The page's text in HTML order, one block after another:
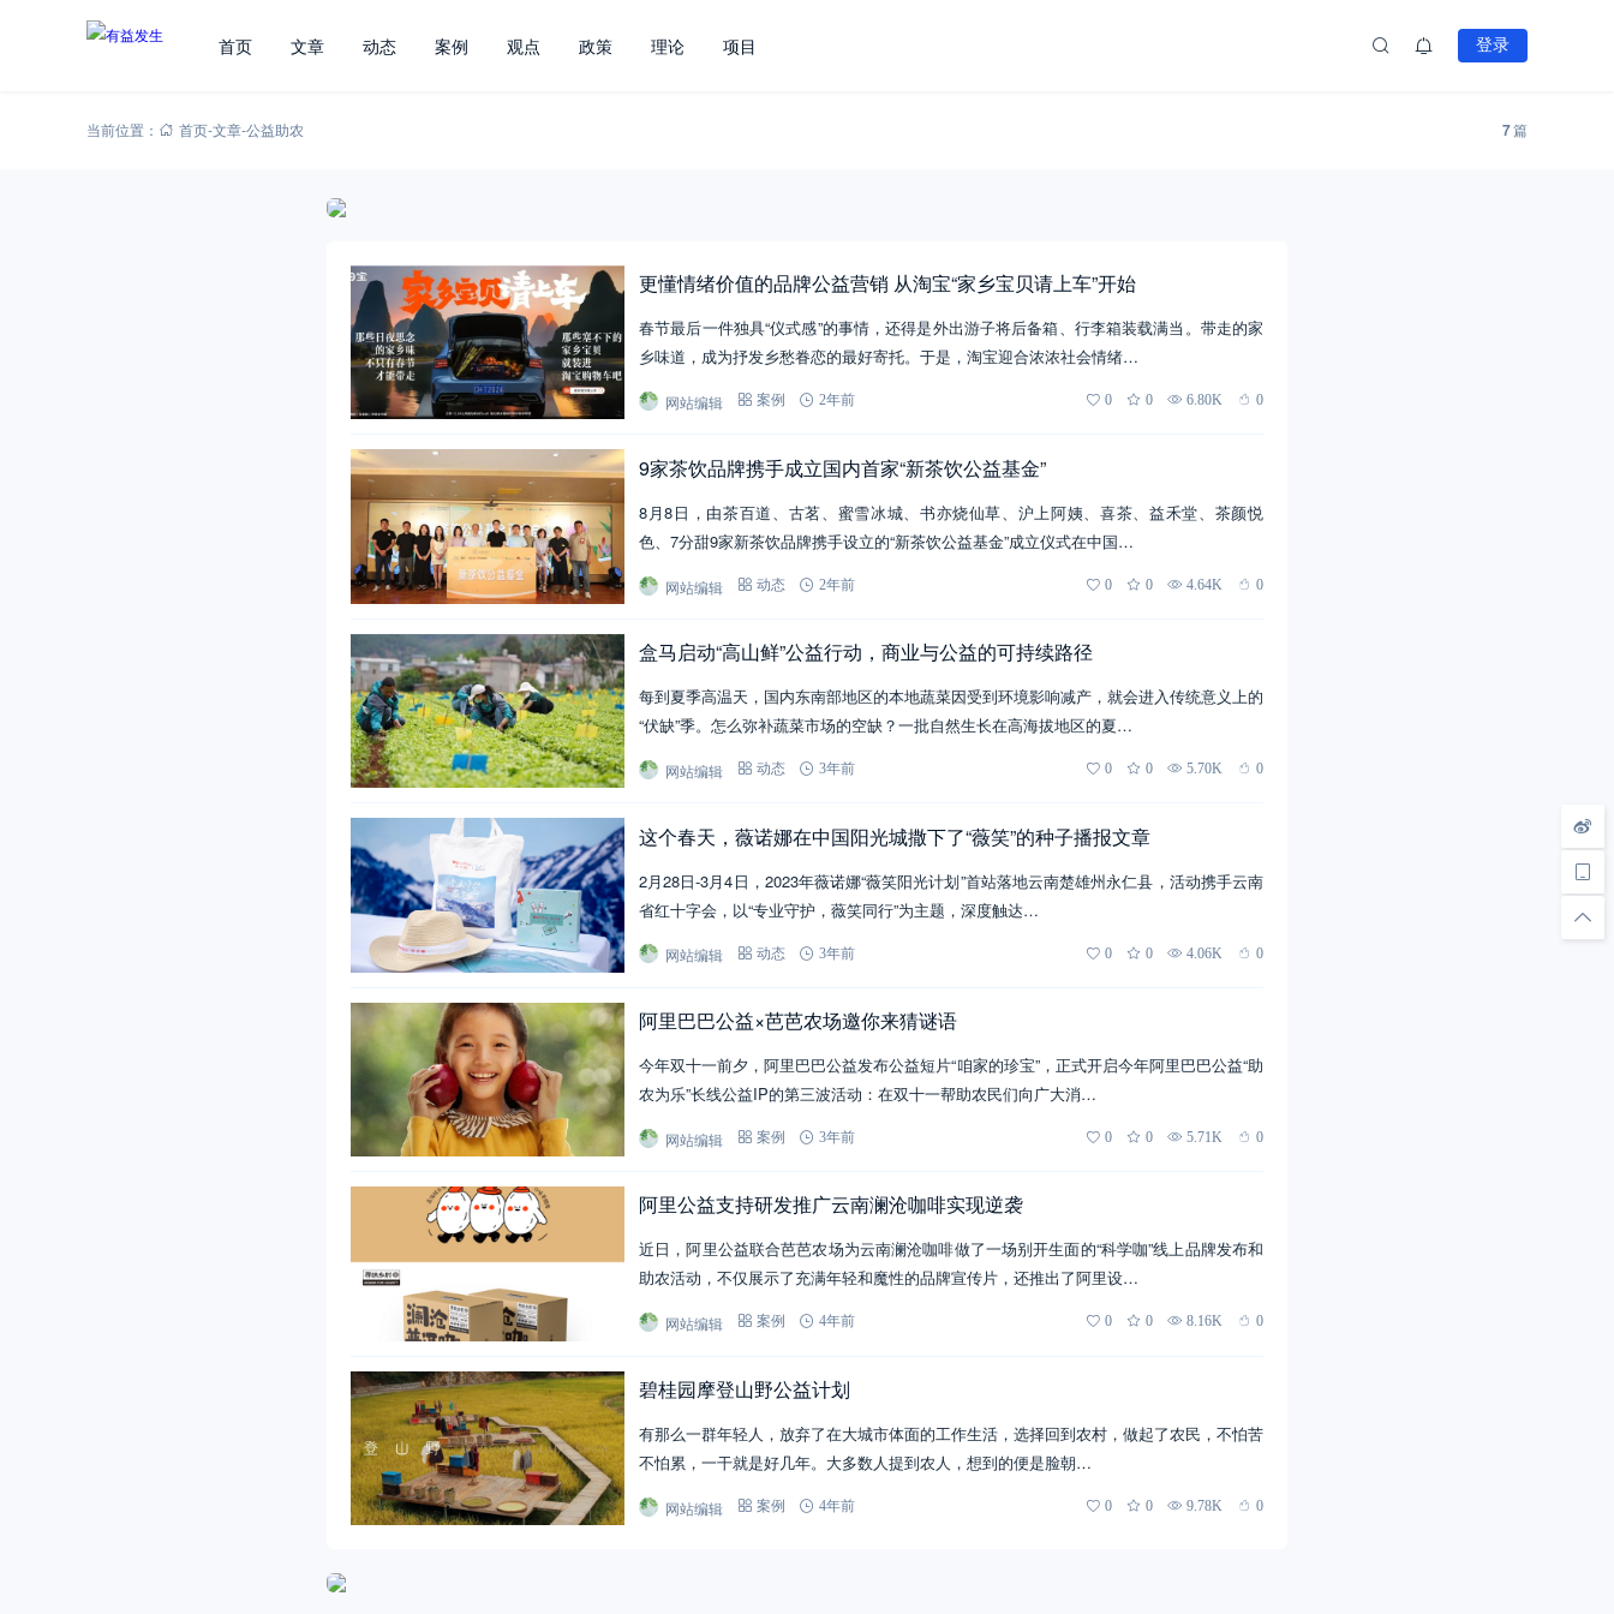
首页 文章 动态 案例 观点 政策 理论 项目 登录
当前位置： 首页-文章-公益助农 7篇
更懂情绪价值的品牌公益营销 从淘宝“家乡宝贝请上车”开始
春节最后一件独具“仪式感”的事情，还得是外出游子将后备箱、行李箱装载满当。带走的家
乡味道，成为抒发乡愁眷恋的最好寄托。于是，淘宝迎合浓浓社会情绪…
网站编辑 案例 2年前 0 0 6.80K 0
9家茶饮品牌携手成立国内首家“新茶饮公益基金”
8月8日，由茶百道、古茗、蜜雪冰城、书亦烧仙草、沪上阿姨、喜茶、益禾堂、茶颜悦
色、7分甜9家新茶饮品牌携手设立的“新茶饮公益基金”成立仪式在中国…
网站编辑 动态 2年前 0 0 4.64K 0
盒马启动“高山鲜”公益行动，商业与公益的可持续路径
每到夏季高温天，国内东南部地区的本地蔬菜因受到环境影响减产，就会进入传统意义上的
“伏缺”季。怎么弥补蔬菜市场的空缺？一批自然生长在高海拔地区的夏…
网站编辑 动态 3年前 0 0 5.70K 0
这个春天，薇诺娜在中国阳光城撒下了“薇笑”的种子播报文章
2月28日-3月4日，2023年薇诺娜“薇笑阳光计划”首站落地云南楚雄州永仁县，活动携手云南
省红十字会，以“专业守护，薇笑同行”为主题，深度触达…
网站编辑 动态 3年前 0 0 4.06K 0
阿里巴巴公益×芭芭农场邀你来猜谜语
今年双十一前夕，阿里巴巴公益发布公益短片“咱家的珍宝”，正式开启今年阿里巴巴公益“助
农为乐”长线公益IP的第三波活动：在双十一帮助农民们向广大消…
网站编辑 案例 3年前 0 0 5.71K 0
阿里公益支持研发推广云南澜沧咖啡实现逆袭
近日，阿里公益联合芭芭农场为云南澜沧咖啡做了一场别开生面的“科学咖”线上品牌发布和
助农活动，不仅展示了充满年轻和魔性的品牌宣传片，还推出了阿里设…
网站编辑 案例 4年前 0 0 8.16K 0
碧桂园摩登山野公益计划
有那么一群年轻人，放弃了在大城市体面的工作生活，选择回到农村，做起了农民，不怕苦
不怕累，一干就是好几年。大多数人提到农人，想到的便是脸朝…
网站编辑 案例 4年前 0 0 9.78K 0